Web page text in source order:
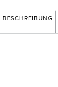
BESCHREIBUNG